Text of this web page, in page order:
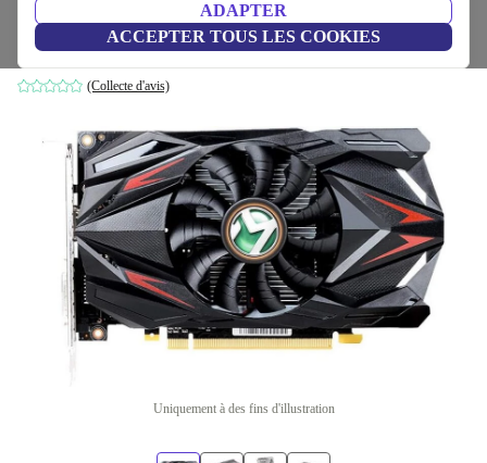
ADAPTER
ACCEPTER TOUS LES COOKIES
Maxsun GeForce GT 1030
2 GB GDDR5
(Collecte d'avis)
Uniquement à des fins d'illustration